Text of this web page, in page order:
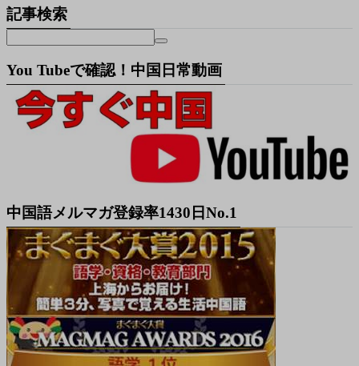
記事検索
You Tubeで確認！中国日常動画
中国語メルマガ登録率1430日No.1